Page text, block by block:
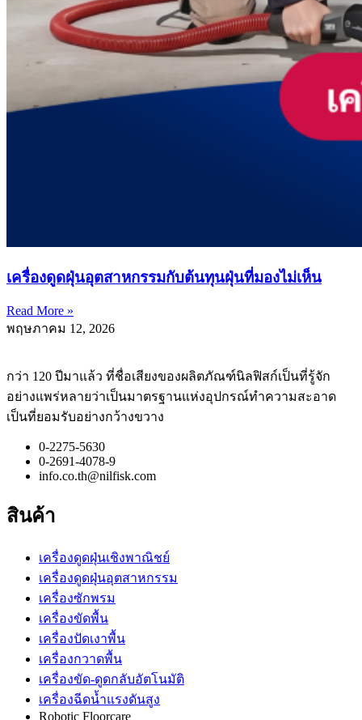
เครื่องดูดฝุ่นอุตสาหกรรมกับต้นทุนฝุ่นที่มองไม่เห็น
Read More »
พฤษภาคม 12, 2026
กว่า 120 ปีมาแล้ว ที่ชื่อเสียงของผลิตภัณฑ์นิลฟิสก์เป็นที่รู้จัก
อย่างแพร่หลายว่าเป็นมาตรฐานแห่งอุปกรณ์ทำความสะอาด
เป็นที่ยอมรับอย่างกว้างขวาง
0-2275-5630
0-2691-4078-9
info.co.th@nilfisk.com
สินค้า
เครื่องดูดฝุ่นเชิงพาณิชย์
เครื่องดูดฝุ่นอุตสาหกรรม
เครื่องซักพรม
เครื่องขัดพื้น
เครื่องปัดเงาพื้น
เครื่องกวาดพื้น
เครื่องขัด-ดูดกลับอัตโนมัติ
เครื่องฉีดน้ำแรงดันสูง
Robotic Floorcare